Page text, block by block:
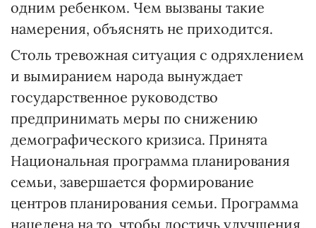
одним ребенком. Чем вызваны такие
намерения, объяснять не приходится.
Столь тревожная ситуация с одряхлением
и вымиранием народа вынуждает
государственное руководство
предпринимать меры по снижению
демографического кризиса. Принята
Национальная программа планирования
семьи, завершается формирование
центров планирования семьи. Программа
нацелена на то, чтобы достичь улучшения